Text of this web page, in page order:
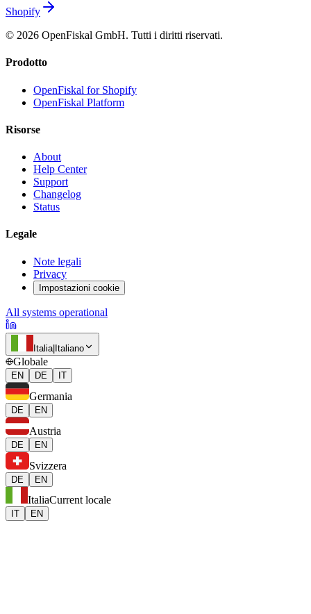
Shopify
© 2026 OpenFiskal GmbH. Tutti i diritti riservati.
Prodotto
OpenFiskal for Shopify
OpenFiskal Platform
Risorse
About
Help Center
Support
Changelog
Status
Legale
Note legali
Privacy
Impostazioni cookie
All systems operational
Italia|Italiano
Globale
EN DE IT
Germania
DE EN
Austria
DE EN
Svizzera
DE EN
ItaliaCurrent locale
IT EN